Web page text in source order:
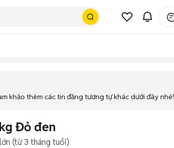
khảo thêm các tin đăng tương tự khác dưới đây nhé!
Đỏ đen
(từ 3 tháng tuổi)